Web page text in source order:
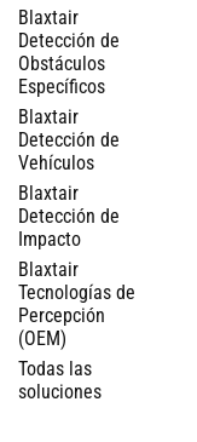
Blaxtair
Detección de
Obstáculos
Específicos
Blaxtair
Detección de
Vehículos
Blaxtair
Detección de
Impacto
Blaxtair
Tecnologías de
Percepción
(OEM)
Todas las
soluciones